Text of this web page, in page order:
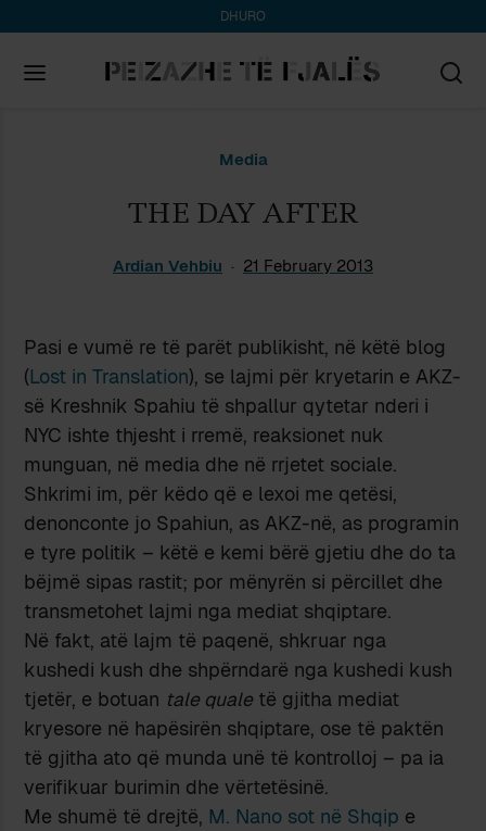
DHURO
Media
THE DAY AFTER
Ardian Vehbiu 21 February 2013
Pasi e vumë re të parët publikisht, në këtë blog
(Lost in Translation), se lajmi për kryetarin e AKZ-
së Kreshnik Spahiu të shpallur qytetar nderi i
NYC ishte thjesht i rremë, reaksionet nuk
munguan, në media dhe në rrjetet sociale.
Shkrimi im, për këdo që e lexoi me qetësi,
denonconte jo Spahiun, as AKZ-në, as programin
e tyre politik – këtë e kemi bërë gjetiu dhe do ta
bëjmë sipas rastit; por mënyrën si përcillet dhe
transmetohet lajmi nga mediat shqiptare.
Në fakt, atë lajm të paqenë, shkruar nga
kushedi kush dhe shpërndarë nga kushedi kush
tjetër, e botuan tale quale të gjitha mediat
kryesore në hapësirën shqiptare, ose të paktën
të gjitha ato që munda unë të kontrolloj – pa ia
verifikuar burimin dhe vërtetësinë.
Me shumë të drejtë, M. Nano sot në Shqip e